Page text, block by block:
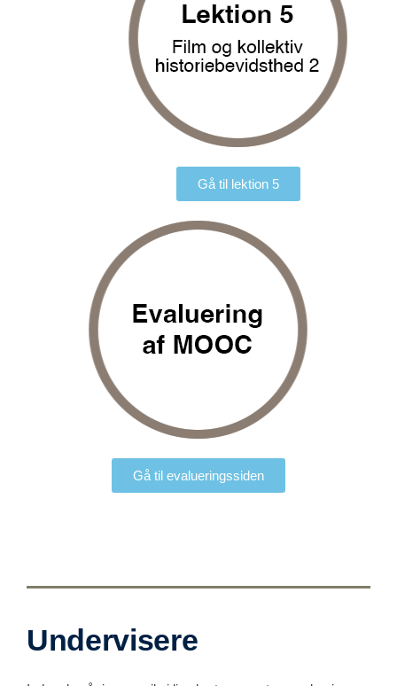
Gå til lektion 5
Gå til evalueringssiden
Undervisere